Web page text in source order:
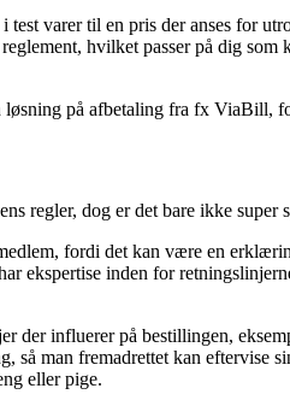
varer til en pris der anses for
hvilket passer på dig
på afbetaling fra fx ViaBill,
regler, dog er det bare ikke super
fordi det kan være en
ekspertise inden for
der influerer på bestillingen,
så man fremadrettet kan eftervise
eller pige.